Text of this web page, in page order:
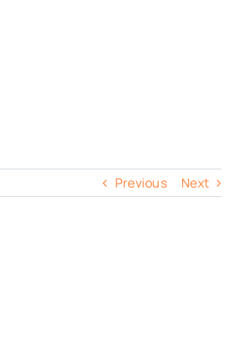
Previous Next